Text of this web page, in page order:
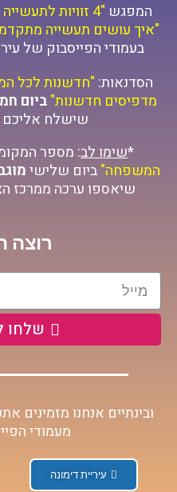
המפגש "4 זוויות לתעשייה מתקדמת"
"איך עושים תעשייה
בעמודי הפייסבוק של
הסדנאות: "חדשנות לכל
מדפיסים חדשנות" ביום
שישלח אליכם
*שימו לב: מספר
המשפחה"ביום שלישי
שיאספו ערכה ממרכז
רוצה
שלחו
ובינתיים אנחנו
מעמודי
עיריית דימונה